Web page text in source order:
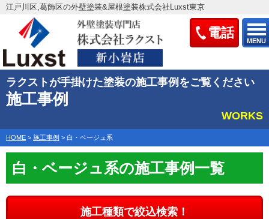
電話
MENU
江戸川区,葛飾区の外壁塗装&屋根塗装株式会社Luxst東京
ラクストが手掛けた塗装の施工事例をご覧ください
施工事例
WORKS
HOME > 施工事例 > 白・ベージュ系
白・ベージュ系の施工事例一覧
施工種類で絞込検索！